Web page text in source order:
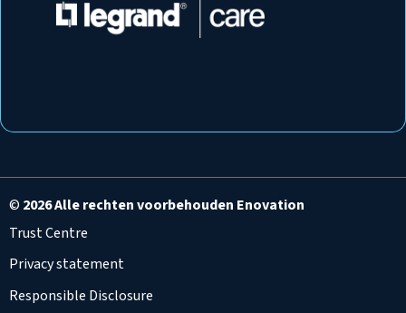
© 2026 Alle rechten voorbehouden Enovation
Trust Centre
Privacy statement
Responsible Disclosure